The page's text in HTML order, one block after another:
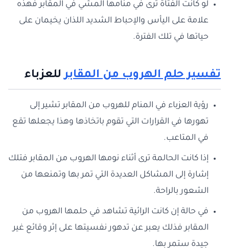
لو كانت الفتاة ترى في منامها المشي في المقابر فهذه
علامة على اليأس والإحباط الشديد اللذان يخيمان على
حياتها في تلك الفترة.
تفسير حلم الهروب من المقابرللعزباء
رؤية العزباء في المنام للهروب من المقابر تشير إلى
تهورها في القرارات التي تقوم باتخاذها وهذا يجعلها تقع
في المتاعب.
إذا كانت الحالمة ترى أثناء نومها الهروب من المقابر فتلك
إشارة إلى المشاكل العديدة التي تمر بها وتمنعها من
الشعور بالراحة.
في حالة إن كانت الرائية تشاهد في حلمها الهروب من
المقابر فذلك يعبر عن تدهور نفسيتها على إثر وقائع غير
جيدة ستمر بها.